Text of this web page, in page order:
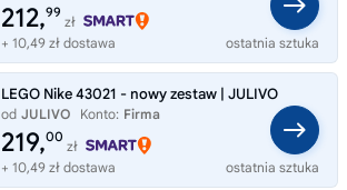
212,99
zł
+ 10,49 zł dostawa
ostatnia sztuka
LEGO Nike 43021 - nowy zestaw | JULIVO
od JULIVO Konto: Firma
219,00
zł
+ 10,49 zł dostawa
ostatnia sztuka